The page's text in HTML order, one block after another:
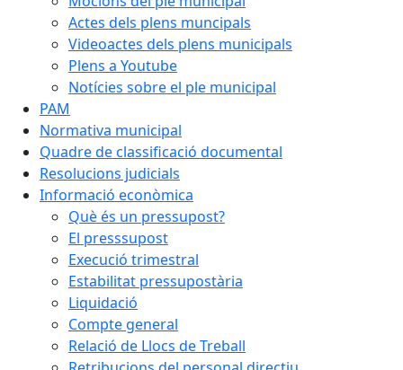
Actes dels plens muncipals
Videoactes dels plens municipals
Plens a Youtube
Notícies sobre el ple municipal
PAM
Normativa municipal
Quadre de classificació documental
Resolucions judicials
Informació econòmica
Què és un pressupost?
El presssupost
Execució trimestral
Estabilitat pressupostària
Liquidació
Compte general
Relació de Llocs de Treball